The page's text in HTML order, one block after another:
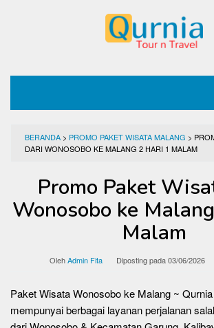
BERANDA > PROMO PAKET WISATA MALANG >
DARI WONOSOBO KE MALANG 2 HARI 1 MALAM
Promo Paket
Wonosobo ke
Malam
OlehAdmin Fita Diposting pada03/06/2026
Paket Wisata Wonosobo ke Malang ~
mempunyai berbagai layanan perjalanan